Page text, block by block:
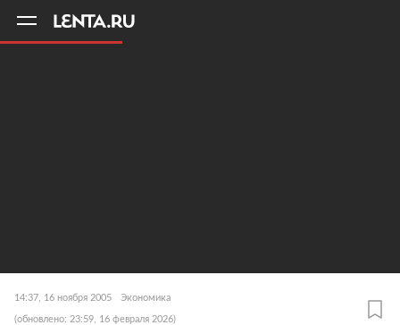
14:37, 16 ноября 2005 Экономика
(обновлено: 23:59, 16 февраля 2026)